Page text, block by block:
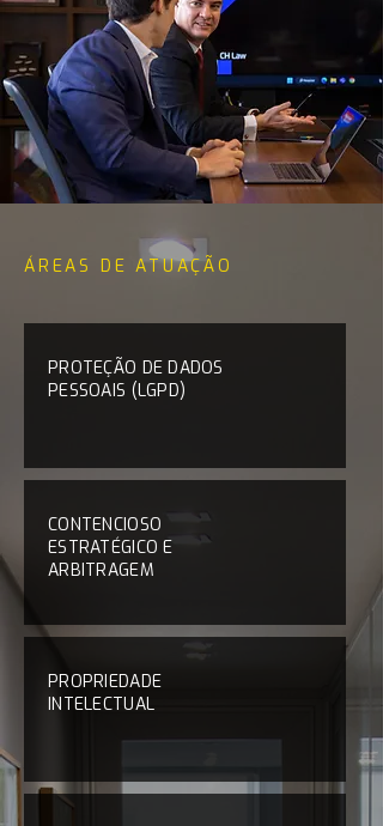
ÁREAS DE ATUAÇÃO
PROTEÇÃO DE DADOS
PESSOAIS (LGPD)
CONTENCIOSO
ESTRATÉGICO E
ARBITRAGEM
PROPRIEDADE
INTELECTUAL